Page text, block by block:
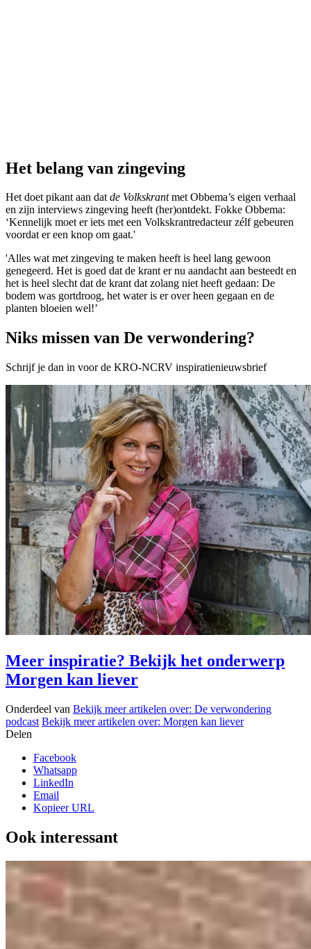
Het belang van zingeving
Het doet pikant aan datde Volkskrantmet Obbema’s eigen verhaal
en zijn interviews zingeving heeft (her)ontdekt. Fokke Obbema:
‘Kennelijk moet er iets met een Volkskrantredacteur zélf gebeuren
voordat er een knop om gaat.'
'Alles wat met zingeving te maken heeft is heel lang gewoon
genegeerd. Het is goed dat de krant er nu aandacht aan besteedt en
het is heel slecht dat de krant dat zolang niet heeft gedaan: De
bodem was gortdroog, het water is er over heen gegaan en de
planten bloeien wel!’
Niks missen van De verwondering?
Schrijf je dan in voor de KRO-NCRV inspiratienieuwsbrief
Meer inspiratie? Bekijk het onderwerp
Morgen kan liever
Onderdeel van Bekijk meer artikelen over: De verwondering
podcast Bekijk meer artikelen over: Morgen kan liever
Delen
Facebook
Whatsapp
LinkedIn
Email
Kopieer URL
Ook interessant